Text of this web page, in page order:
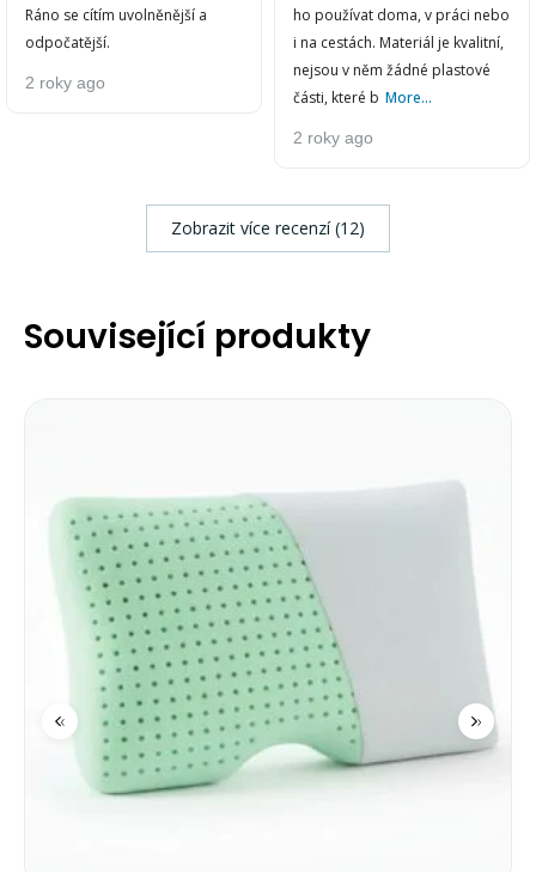
Ráno se cítím uvolněnější a
odpočatější.
2 roky ago
ho používat doma, v práci nebo
i na cestách. Materiál je kvalitní,
nejsou v něm žádné plastové
části, které b More...
2 roky ago
Zobrazit více recenzí (12)
Související produkty
‹ ›